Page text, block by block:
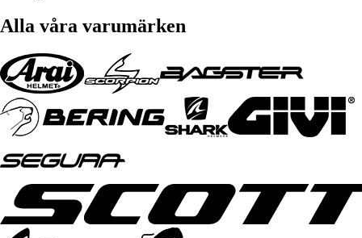
Alla våra varumärken